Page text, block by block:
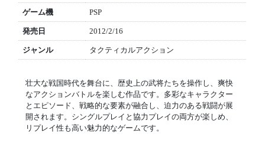
ゲーム機 PSP
発売日 2012/2/16
ジャンル タクティカルアクション
壮大な戦国時代を舞台に、歴史上の武将たちを操作し、爽快
なアクションバトルを楽しむ作品です。多彩なキャラクター
とエピソード、戦略的な要素が融合し、迫力のある戦闘が展
開されます。シングルプレイと協力プレイの両方が楽しめ、
リプレイ性も高い魅力的なゲームです。